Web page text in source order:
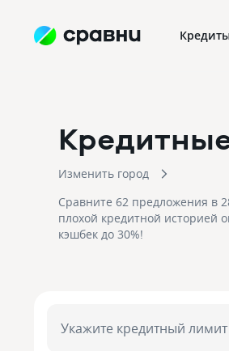
Изменить город
Сравните 62 предложения в
плохой кредитной историей
кэшбек до 30%!
Укажите кредитный лимит